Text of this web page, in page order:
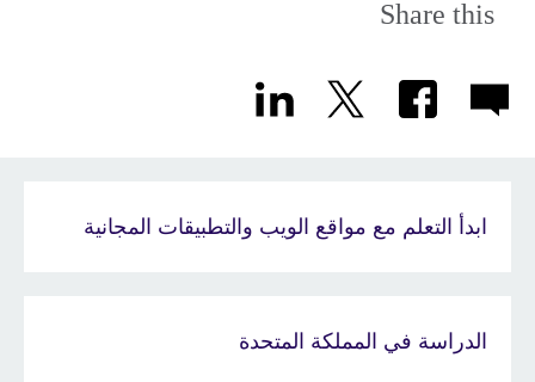
Share this
ابدأ التعلم مع مواقع الويب والتطبيقات المجانية
الدراسة في المملكة المتحدة